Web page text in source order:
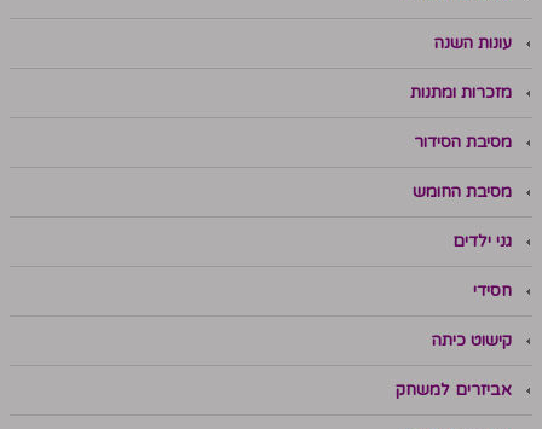
עונות השנה
מזכרות ומתנות
מסיבת הסידור
מסיבת החומש
גני ילדים
חסידי
קישוט כיתה
אביזרים למשחק